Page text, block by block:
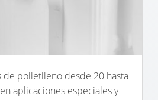
de polietileno desde 20 hasta
aplicaciones especiales y